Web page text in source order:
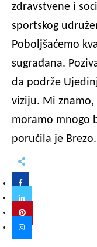
zdravstvene i
sportskog
Poboljšaćemo
sugrađana.
da podrže
viziju. Mi znamo,
moramo mnogo
poručila je Brezo.